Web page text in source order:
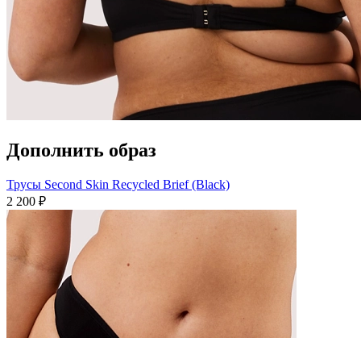
Дополнить образ
Трусы Second Skin Recycled Brief (Black)
2 200 ₽